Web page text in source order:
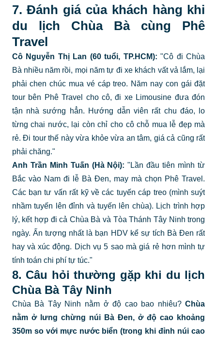
7. Đánh giá của khách hàng khi
du lịch Chùa Bà cùng Phê
Travel
Cô Nguyễn Thị Lan (60 tuổi, TP.HCM): "Cô đi Chùa
Bà nhiều năm rồi, mọi năm tự đi xe khách vất vả lắm, lại
phải chen chúc mua vé cáp treo. Năm nay con gái đặt
tour bên Phê Travel cho cô, đi xe Limousine đưa đón
tận nhà sướng hẳn. Hướng dẫn viên rất chu đáo, lo
từng chai nước, lại còn chỉ cho cô chỗ mua lễ đẹp mà
rẻ. Đi tour thế này vừa khỏe vừa an tâm, giá cả cũng rất
phải chăng."
Anh Trần Minh Tuấn (Hà Nội): "Lần đầu tiên mình từ
Bắc vào Nam đi lễ Bà Đen, may mà chọn Phê Travel.
Các bạn tư vấn rất kỹ về các tuyến cáp treo (mình suýt
nhầm tuyến lên đỉnh và tuyến lên chùa). Lịch trình hợp
lý, kết hợp đi cả Chùa Bà và Tòa Thánh Tây Ninh trong
ngày. Ấn tượng nhất là bạn HDV kể sự tích Bà Đen rất
hay và xúc động. Dịch vụ 5 sao mà giá rẻ hơn mình tự
tính toán chi phí tự túc."
8. Câu hỏi thường gặp khi du lịch
Chùa Bà Tây Ninh
Chùa Bà Tây Ninh nằm ở độ cao bao nhiêu?Chùa
nằm ở lưng chừng núi Bà Đen, ở độ cao khoảng
350m so với mực nước biển (trong khi đỉnh núi cao